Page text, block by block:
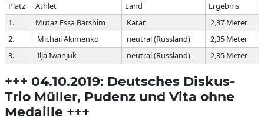
Platz Athlet Land
Ergebnis
1.
Mutaz Essa Barshim Katar
2,37 Meter
2.
Michail Akimenko neutral (Russland)
2,35 Meter
3.
Ilja Iwanjuk neutral (Russland) 2,35 Meter
+++ 04.10.2019: Deutsches Diskus-
Trio Müller, Pudenz und Vita ohne
Medaille +++